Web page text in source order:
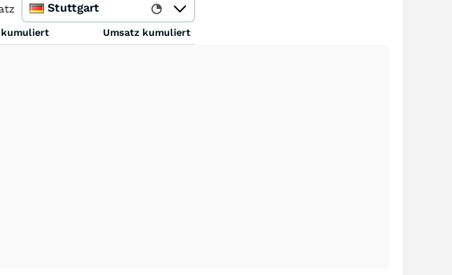
Stuttgart
kumuliert Umsatz kumuliert